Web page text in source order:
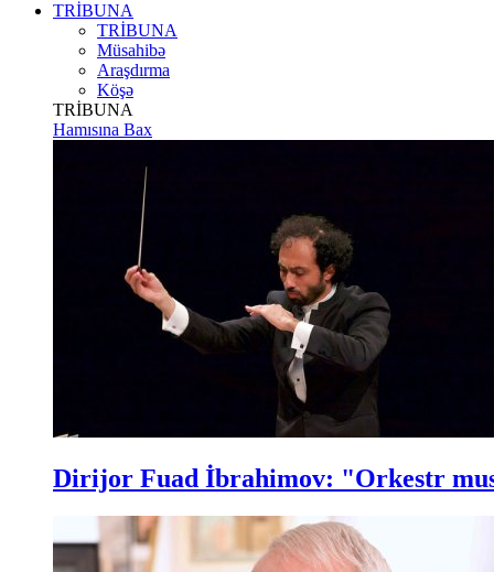
TRİBUNA
TRİBUNA
Müsahibə
Araşdırma
Köşə
TRİBUNA
Hamısına Bax
Dirijor Fuad İbrahimov: "Orkestr